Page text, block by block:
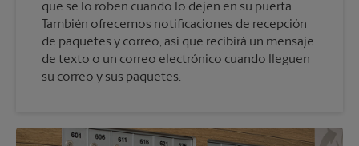
que se lo roben cuando lo dejen en su puerta.
También ofrecemos notificaciones de recepción
de paquetes y correo, así que recibirá un mensaje
de texto o un correo electrónico cuando lleguen
su correo y sus paquetes.